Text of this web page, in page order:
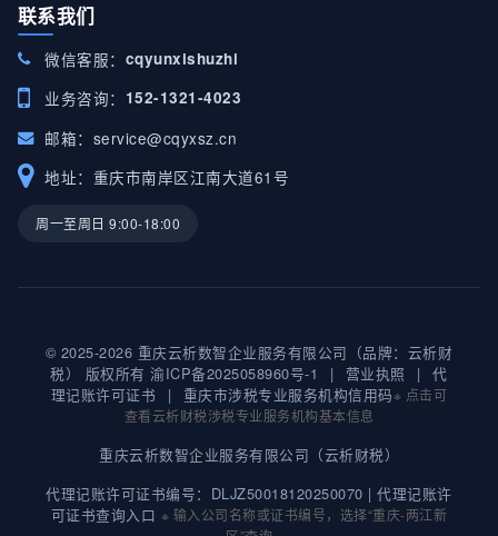
联系我们
微信客服： cqyunxishuzhi
业务咨询： 152-1321-4023
邮箱： service@cqyxsz.cn
地址：重庆市南岸区江南大道61号
周一至周日 9:00-18:00
© 2025-2026 重庆云析数智企业服务有限公司（品牌：云析财
税） 版权所有渝ICP备2025058960号-1 | 营业执照 |
代
理记账许可证书
| 重庆市涉税专业服务机构信用码※ 点击可
查看云析财税涉税专业服务机构基本信息
重庆云析数智企业服务有限公司（云析财税）
代理记账许可证书编号：DLJZ50018120250070 |代理记账许
可证书查询入口 ※ 输入公司名称或证书编号，选择“重庆-两江新